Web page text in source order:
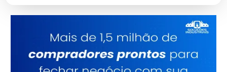
Eficiência
consumo e alto
ganho
Origem
Produto com garantia
de procedência e
suporte
Consultoria